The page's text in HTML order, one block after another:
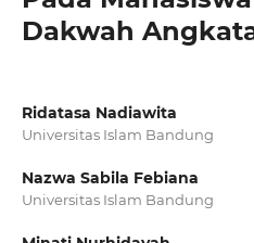
Dakwah
Ridatasa Nadiawita
Universitas Islam Bandung
Nazwa Sabila Febiana
Universitas Islam Bandung